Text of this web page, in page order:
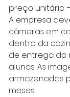
preço unitário
A empresa
câmeras em
dentro da
de entrega da
alunos. As
armazenadas
meses.